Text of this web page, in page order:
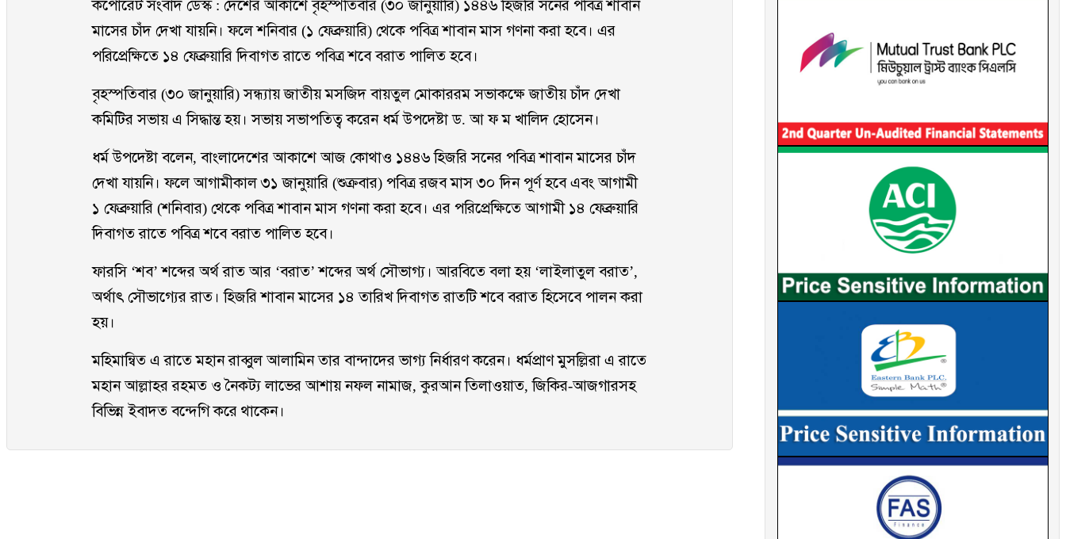
কর্পোরেট সংবাদ ডেস্ক : দেশের আকাশে বৃহস্পতিবার (৩০ জানুয়ারি) ১৪৪৬ হিজরি সনের পবিত্র শাবান
মাসের চাঁদ দেখা যায়নি। ফলে শনিবার (১ ফেব্রুয়ারি) থেকে পবিত্র শাবান মাস গণনা করা হবে। এর
পরিপ্রেক্ষিতে ১৪ ফেব্রুয়ারি দিবাগত রাতে পবিত্র শবে বরাত পালিত হবে।
বৃহস্পতিবার (৩০ জানুয়ারি) সন্ধ্যায় জাতীয় মসজিদ বায়তুল মোকাররম সভাকক্ষে জাতীয় চাঁদ দেখা
কমিটির সভায় এ সিদ্ধান্ত হয়। সভায় সভাপতিত্ব করেন ধর্ম উপদেষ্টা ড. আ ফ ম খালিদ হোসেন।
ধর্ম উপদেষ্টা বলেন, বাংলাদেশের আকাশে আজ কোথাও ১৪৪৬ হিজরি সনের পবিত্র শাবান মাসের চাঁদ
দেখা যায়নি। ফলে আগামীকাল ৩১ জানুয়ারি (শুক্রবার) পবিত্র রজব মাস ৩০ দিন পূর্ণ হবে এবং আগামী
১ ফেব্রুয়ারি (শনিবার) থেকে পবিত্র শাবান মাস গণনা করা হবে। এর পরিপ্রেক্ষিতে আগামী ১৪ ফেব্রুয়ারি
দিবাগত রাতে পবিত্র শবে বরাত পালিত হবে।
ফারসি ‘শব’ শব্দের অর্থ রাত আর ‘বরাত’ শব্দের অর্থ সৌভাগ্য। আরবিতে বলা হয় ‘লাইলাতুল বরাত’,
অর্থাৎ সৌভাগ্যের রাত। হিজরি শাবান মাসের ১৪ তারিখ দিবাগত রাতটি শবে বরাত হিসেবে পালন করা
হয়।
মহিমান্বিত এ রাতে মহান রাব্বুল আলামিন তার বান্দাদের ভাগ্য নির্ধারণ করেন। ধর্মপ্রাণ মুসল্লিরা এ রাতে
মহান আল্লাহর রহমত ও নৈকট্য লাভের আশায় নফল নামাজ, কুরআন তিলাওয়াত, জিকির-আজগারসহ
বিভিন্ন ইবাদত বন্দেগি করে থাকেন।